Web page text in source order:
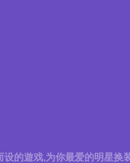
设的遊戏,为你最爱的明星换